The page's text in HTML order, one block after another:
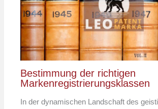
Bestimmung der richtigen
Markenregistrierungsklassen
In der dynamischen Landschaft des